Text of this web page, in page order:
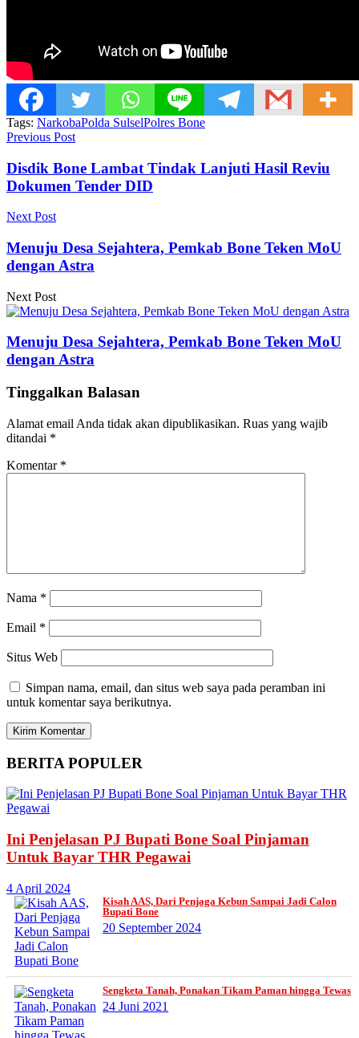
Tags: NarkobaPolda SulselPolres Bone
Previous Post
Disdik Bone Lambat Tindak Lanjuti Hasil Reviu
Dokumen Tender DID
Next Post
Menuju Desa Sejahtera, Pemkab Bone Teken MoU
dengan Astra
Next Post
Menuju Desa Sejahtera, Pemkab Bone Teken MoU
dengan Astra
Tinggalkan Balasan
Alamat email Anda tidak akan dipublikasikan. Ruas yang wajib
ditandai *
Komentar *
Nama *
Email *
Situs Web
Simpan nama, email, dan situs web saya pada peramban ini
untuk komentar saya berikutnya.
BERITA POPULER
Ini Penjelasan PJ Bupati Bone Soal Pinjaman
Untuk Bayar THR Pegawai
4 April 2024
Kisah AAS, Dari Penjaga Kebun Sampai Jadi Calon
Bupati Bone
20 September 2024
Sengketa Tanah, Ponakan Tikam Paman hingga Tewas
24 Juni 2021